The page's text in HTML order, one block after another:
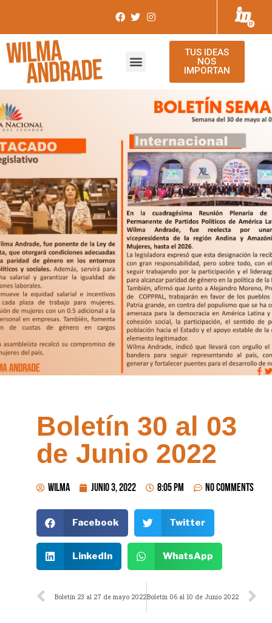
TUS IDEAS
NOS
IMPORTAN
Boletín 30 al 03
de Junio 2022
wilma junio 3, 2022 8:05 pm No Comments
Facebook Twitter
LinkedIn WhatsApp
Boletín 23 al 27 de mayo 2022Boletín 06 al 10 de Junio 2022